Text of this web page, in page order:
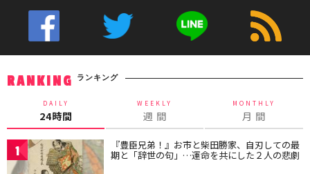
RANKING ランキング
DAILY
24時間
WEEKLY
週 間
MONTHLY
月 間
1 『豊臣兄弟！』お市と柴田勝家、自刃しての最
期と「辞世の句」…運命を共にした２人の悲劇